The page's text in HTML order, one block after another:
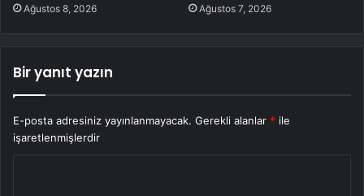
Ağustos 8, 2026 Ağustos 7, 2026
Bir yanıt yazın
E-posta adresiniz yayınlanmayacak. Gerekli alanlar * ile
işaretlenmişlerdir